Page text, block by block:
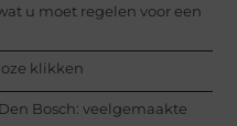
u moet regelen voor een
klikken
Bosch: veelgemaakte